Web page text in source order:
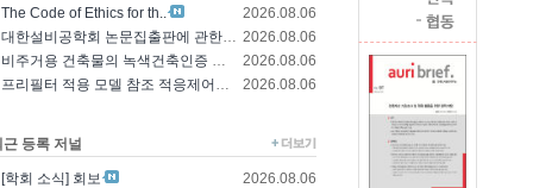
The Code of Ethics for th..
2026.08.06
대한설비공학회 논문집출판에 관한 윤리규정 2026.08.06
비주거용 건축물의 녹색건축인증 에너지 및 환경..
2026.08.06
프리필터 적용 모델 참조 적응제어에 의한 가변..
2026.08.06
근 등록 저널
[학회 소식] 회보
2026.08.06